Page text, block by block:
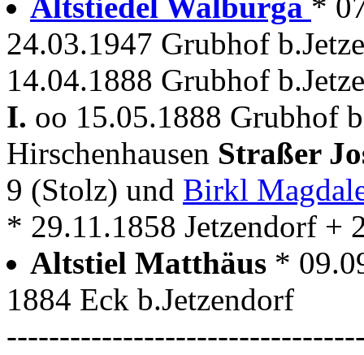
Altstiedel Walburga *
24.03.1947 Grubhof
14.04.1888 Grubhof
I. oo 15.05.1888 Grubhof
Hirschenhausen Straßer
9 (Stolz) und Birkl
* 29.11.1858 Jetzendorf +
Altstiel Matthäus *
1884 Eck b.Jetzendorf